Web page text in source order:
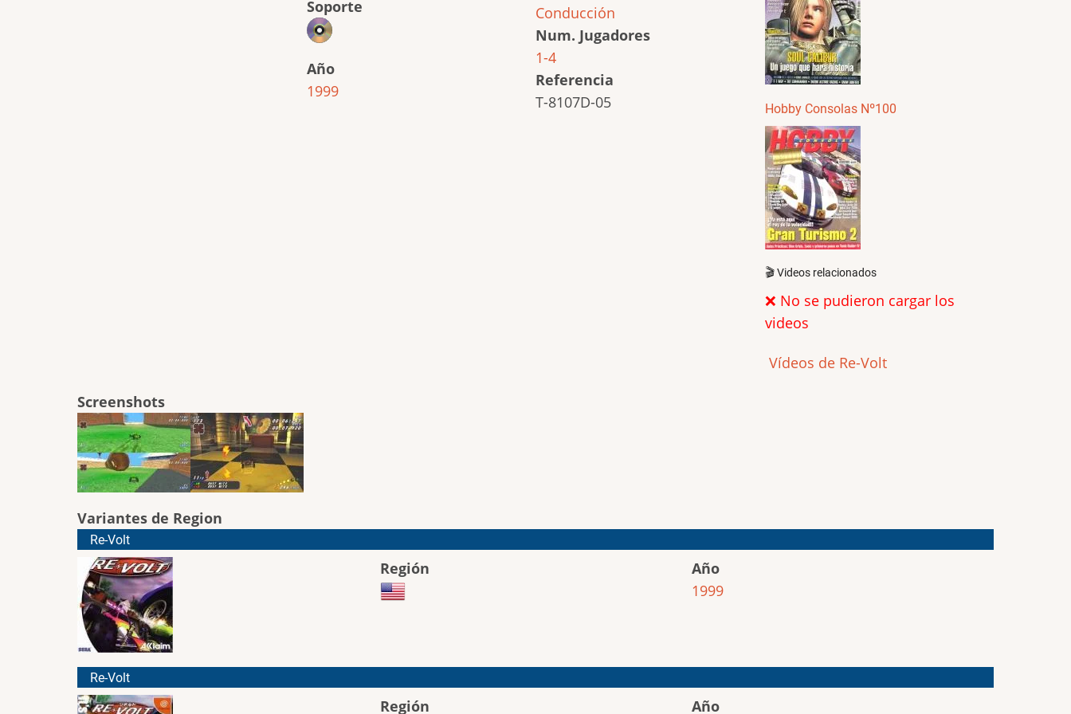
Soporte
Año
1999
Conducción
Num. Jugadores
1-4
Referencia
T-8107D-05
Hobby Consolas Nº100
🎬 Videos relacionados
❌ No se pudieron cargar los
videos
Vídeos de Re-Volt
Screenshots
Variantes de Region
Re-Volt
Región
Año
1999
Re-Volt
Región Año